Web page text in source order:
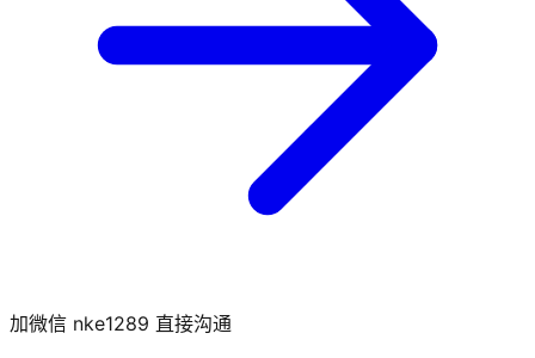
加微信 nke1289 直接沟通